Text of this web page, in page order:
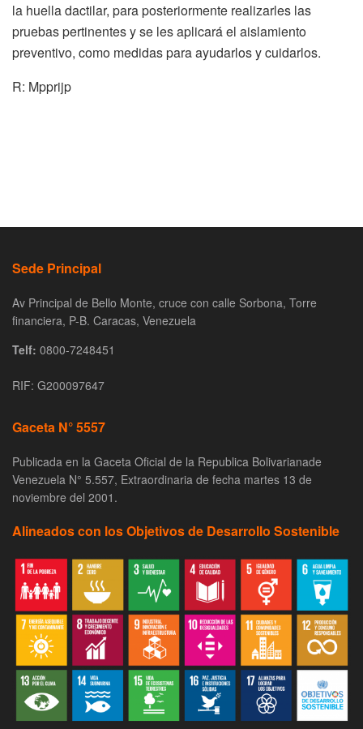
la huella dactilar, para posteriormente realizarles las
pruebas pertinentes y se les aplicará el aislamiento
preventivo, como medidas para ayudarlos y cuidarlos.
R: Mpprijp
Sede Principal
Av Principal de Bello Monte, cruce con calle Sorbona, Torre
financiera, P-B. Caracas, Venezuela
Telf: 0800-7248451
RIF: G200097647
Gaceta N° 5557
Publicada en la Gaceta Oficial de la Republica Bolivarianade
Venezuela N° 5.557, Extraordinaria de fecha martes 13 de
noviembre del 2001.
Alineados con los Objetivos de Desarrollo Sostenible